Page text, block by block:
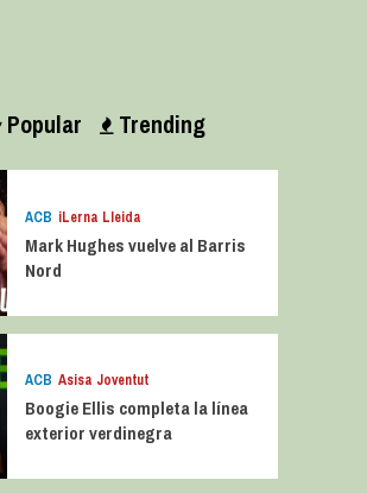
Popular Trending
ACB iLerna Lleida
Mark Hughes vuelve al Barris
Nord
ACB Asisa Joventut
Boogie Ellis completa la línea
exterior verdinegra